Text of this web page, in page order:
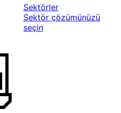
Sektörler
Sektör çözümünüzü
seçin